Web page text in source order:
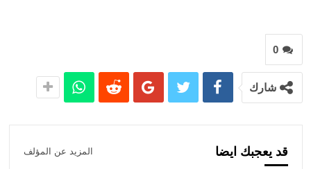
0
شارك
قد يعجبك ايضا المزيد عن المؤلف